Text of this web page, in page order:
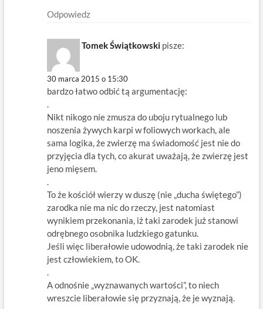
Odpowiedz
Tomek Świątkowski pisze:
30 marca 2015 o 15:30
bardzo łatwo odbić tą argumentację:
.
Nikt nikogo nie zmusza do uboju rytualnego lub
noszenia żywych karpi w foliowych workach, ale
sama logika, że zwierzę ma świadomość jest nie do
przyjęcia dla tych, co akurat uważają, że zwierzę jest
jeno mięsem.
.
To że kościół wierzy w duszę (nie „ducha świętego”)
zarodka nie ma nic do rzeczy, jest natomiast
wynikiem przekonania, iż taki zarodek już stanowi
odrębnego osobnika ludzkiego gatunku.
Jeśli więc liberałowie udowodnią, że taki zarodek nie
jest człowiekiem, to OK.
.
A odnośnie „wyznawanych wartości”, to niech
wreszcie liberałowie się przyznają, że je wyznają.